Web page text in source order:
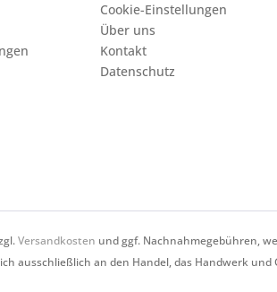
Cookie-Einstellungen
Über uns
Kontakt
Datenschutz
Versandkosten und ggf. Nachnahmegebühren,
ausschließlich an den Handel, das Handwerk und